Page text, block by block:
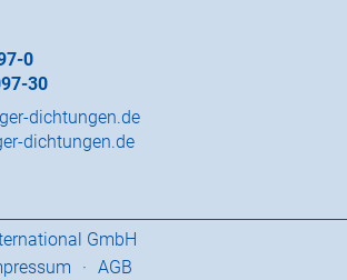
0
30
dichtungen.de
dichtungen.de
GmbH
· AGB